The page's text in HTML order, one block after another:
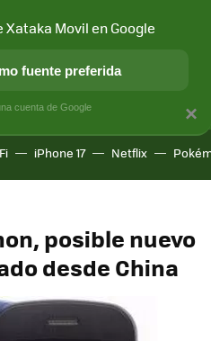
APLICACIONES
iPhone 17 Netflix
posible nuevo
desde China
×
Xataka Movil en Google
fuente preferida
cuenta de Google